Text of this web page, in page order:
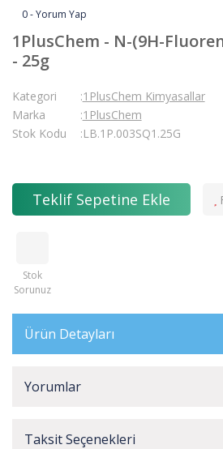
0 - Yorum Yap
1PlusChem - N-(9H-
- 25g
Kategori
1PlusChem Kimyasallar
Marka
1PlusChem
Stok Kodu
LB.1P.003SQ1.25G
Teklif Sepetine Ekle
Stok
Sorunuz
Ürün Detayları
Yorumlar
Taksit Seçenekleri